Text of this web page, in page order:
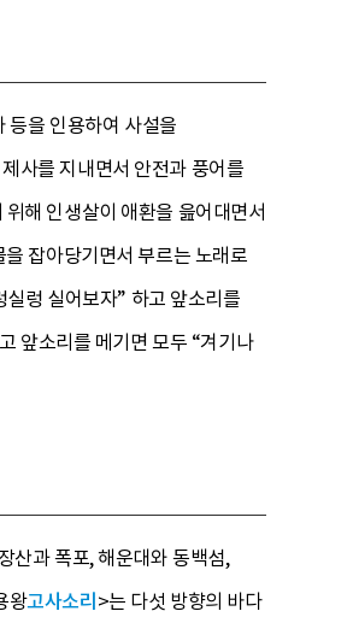
등을 인용하여 사설을
사를 지내면서 안전과 풍어를
해 인생살이 애환을 읊어대면서
잡아당기면서 부르는 노래로
렁 실어보자” 하고 앞소리를
앞소리를 메기면 모두 “겨기나
산과 폭포, 해운대와 동백섬,
왕고사소리 >는 다섯 방향의 바다